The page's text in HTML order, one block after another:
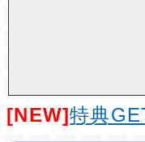
[NEW]特典